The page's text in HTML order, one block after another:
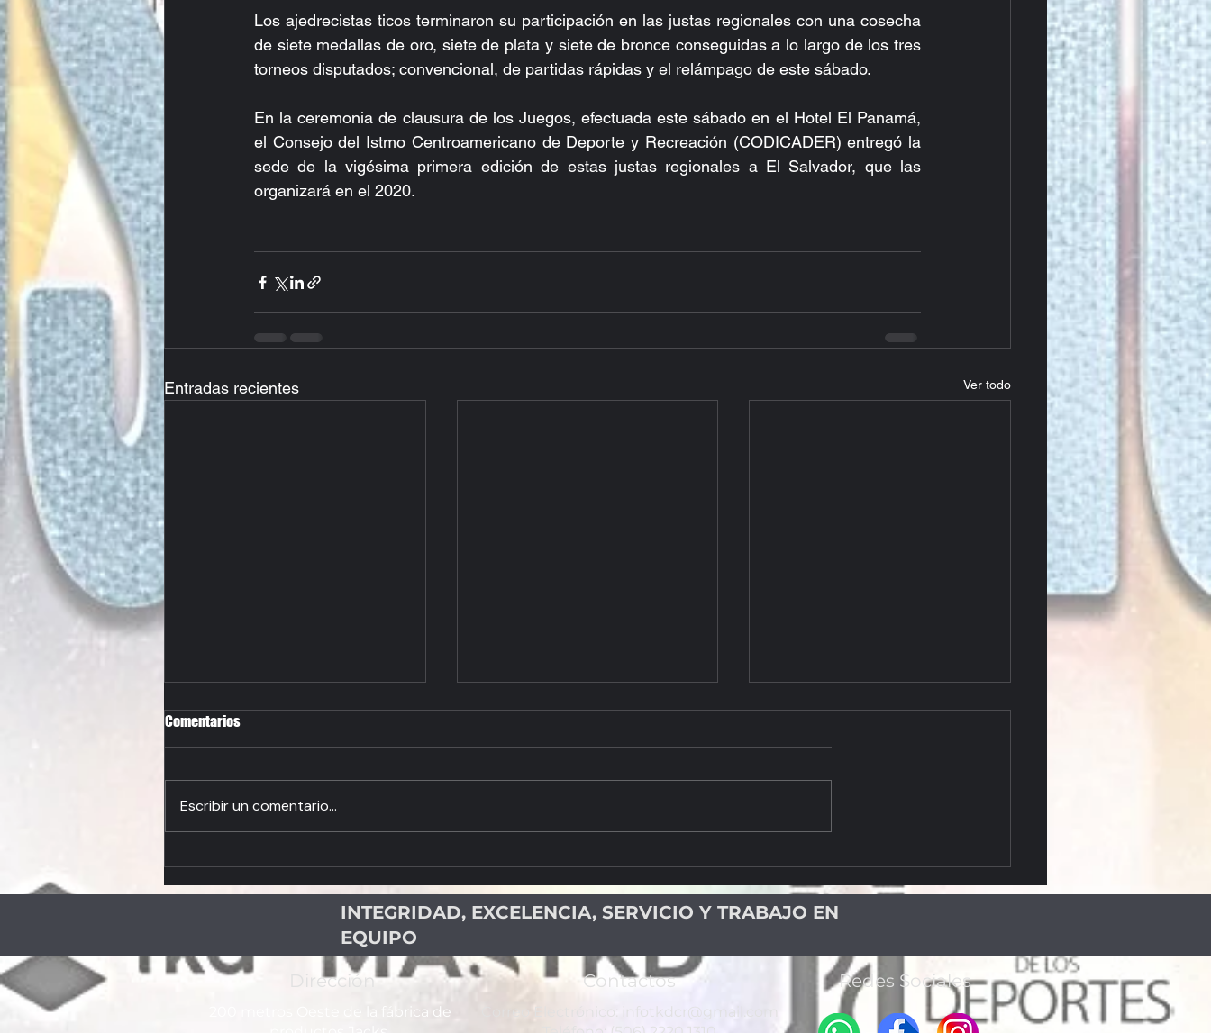
Los ajedrecistas ticos terminaron su participación en las justas regionales con una cosecha
de siete medallas de oro, siete de plata y siete de bronce conseguidas a lo largo de los tres
torneos disputados; convencional, de partidas rápidas y el relámpago de este sábado.
En la ceremonia de clausura de los Juegos, efectuada este sábado en el Hotel El Panamá,
el Consejo del Istmo Centroamericano de Deporte y Recreación (CODICADER) entregó la
sede de la vigésima primera edición de estas justas regionales a El Salvador, que las
organizará en el 2020.
Entradas recientes Ver todo
RÉCORD DE 169 ALUMNOS
Comentarios
Escribir un comentario...
INTEGRIDAD, EXCELENCIA, SERVICIO Y TRABAJO EN
EQUIPO
Dirección
200 metros Oeste de la fábrica de
Contactos
Correo Electrónico:
infotkdcr@gmail.com
Redes Sociales